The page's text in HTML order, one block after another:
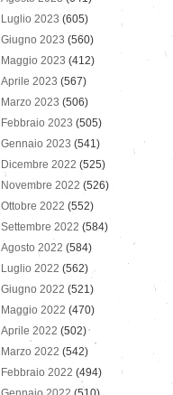
Luglio 2023 (605)
Giugno 2023 (560)
Maggio 2023 (412)
Aprile 2023 (567)
Marzo 2023 (506)
Febbraio 2023 (505)
Gennaio 2023 (541)
Dicembre 2022 (525)
Novembre 2022 (526)
Ottobre 2022 (552)
Settembre 2022 (584)
Agosto 2022 (584)
Luglio 2022 (562)
Giugno 2022 (521)
Maggio 2022 (470)
Aprile 2022 (502)
Marzo 2022 (542)
Febbraio 2022 (494)